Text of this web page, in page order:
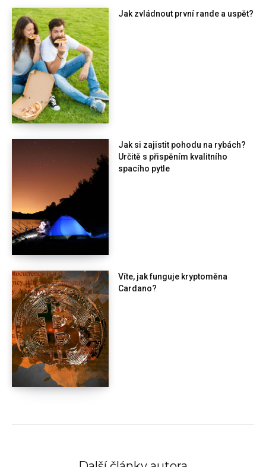
Jak zvládnout první rande a uspět?
Jak si zajistit pohodu na rybách?
Určitě s přispěním kvalitního
spacího pytle
Víte, jak funguje kryptoměna
Cardano?